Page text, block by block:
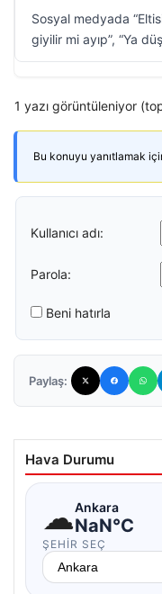
Sosyal medyada
giyilir mi ayıp”, “Ya
1 yazı görüntüleniyor
Bu konuyu yanıtlamak
Kullanıcı adı:
Parola:
Beni hatırla
Paylaş:
Hava Durumu
☁Ankara
NaN°C
ŞEHIR SEÇ